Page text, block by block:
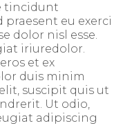
tincidunt
eu exerci
dolor nisl esse.
iriuredolor.
et ex
duis minim
suscipit quis ut
Ut odio,
adipiscing